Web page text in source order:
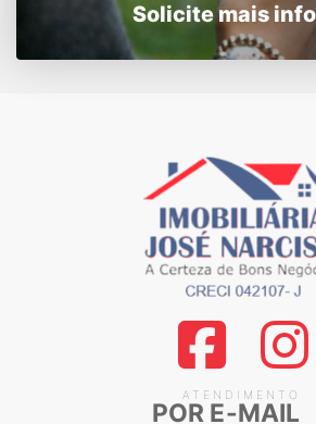
Solicite mais
ATENDIMENTO
POR E-MAIL